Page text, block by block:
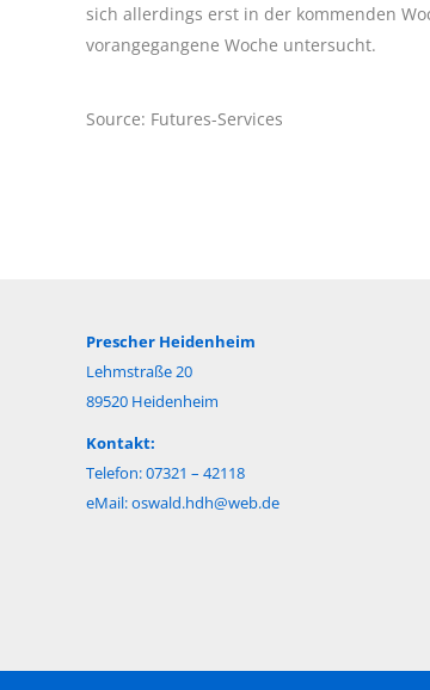
sich allerdings erst in der kommenden
vorangegangene Woche untersucht.
Source: Futures-Services
Prescher Heidenheim
Lehmstraße 20
89520 Heidenheim
Kontakt:
Telefon: 07321 – 42118
eMail:oswald.hdh@web.de